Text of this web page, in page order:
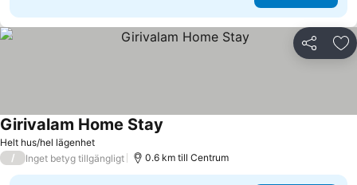
Dela
Helt hus/hel lägenhet
Girivalam Home Stay
/ Inget betyg tillgängligt 0.6 km till Centrum